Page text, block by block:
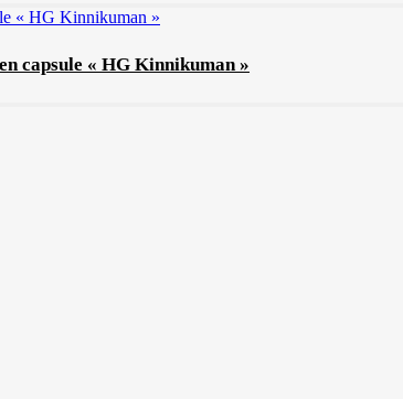
capsule « HG Kinnikuman »